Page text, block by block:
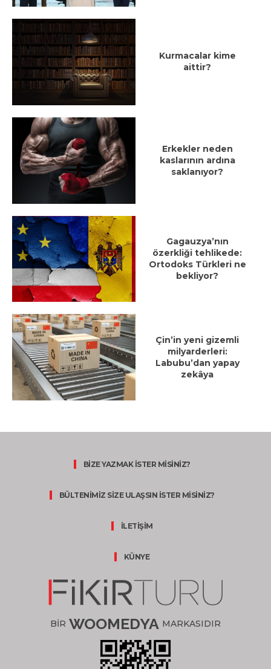
Kurmacalar kime
aittir?
Erkekler neden
kaslarının ardına
saklanıyor?
Gagauzya’nın
özerkliği tehlikede:
Ortodoks Türkleri ne
bekliyor?
Çin’in yeni gizemli
milyarderleri:
Labubu’dan yapay
zekâya
BİZE YAZMAK İSTER MİSİNİZ?
BÜLTENİMİZ SİZE ULAŞSIN İSTER MİSİNİZ?
İLETİŞİM
KÜNYE
BİR WOOMEDYA MARKASIDIR